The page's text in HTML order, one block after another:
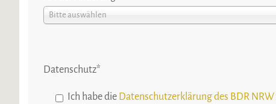
Bitte auswählen
Datenschutz*
Ich habe die Datenschutzerklärung des BDR NRW